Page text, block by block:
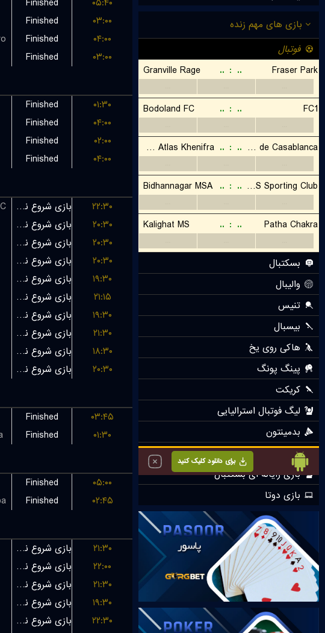
Finished
۰۵:۴۰
Finished
۰۳:۰۰
Finished
۰۴:۰۰
Finished
۰۳:۰۰
Finished
۰۱:۳۰
Finished
۰۴:۰۰
Finished
۰۲:۰۰
Finished
۰۴:۰۰
بازی شروع نشده است
۲۲:۳۰
بازی شروع نشده است
۲۰:۳۰
بازی شروع نشده است
۲۰:۳۰
بازی شروع نشده است
۲۰:۳۰
بازی شروع نشده است
۱۹:۳۰
بازی شروع نشده است
۲۱:۱۵
بازی شروع نشده است
۱۹:۳۰
بازی شروع نشده است
۲۱:۳۰
بازی شروع نشده است
۱۸:۳۰
بازی شروع نشده است
۲۰:۳۰
Finished
۰۳:۴۵
Finished
۰۱:۳۰
Finished
۰۵:۰۰
Finished
۰۲:۴۵
بازی شروع نشده است
۲۱:۳۰
بازی شروع نشده است
۲۲:۰۰
بازی شروع نشده است
۲۱:۳۰
بازی شروع نشده است
۱۹:۳۰
بازی شروع نشده است
۲۲:۳۰